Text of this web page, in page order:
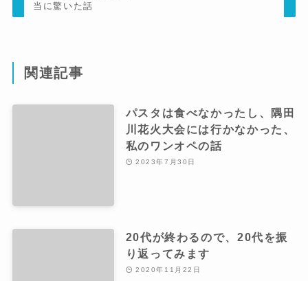
当に驚いた話
関連記事
パスタは食べなかったし、隅田
川花火大会には行かなかった、
私のワンオペの話
2023年7月30日
20代が終わるので、20代を振
り返ってみます
2020年11月22日